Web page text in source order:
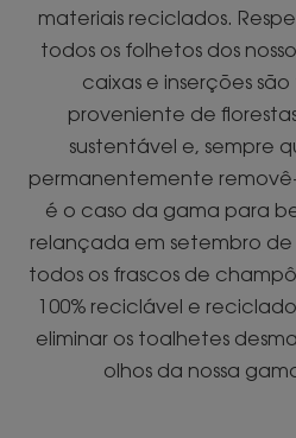
materiais reciclados.
todos os folhetos dos
caixas e inserções
proveniente de
sustentável e, sempre
permanentemente
é o caso da gama para
relançada em setembro de
todos os frascos de
100% reciclável e
eliminar os toalhetes
olhos da nossa